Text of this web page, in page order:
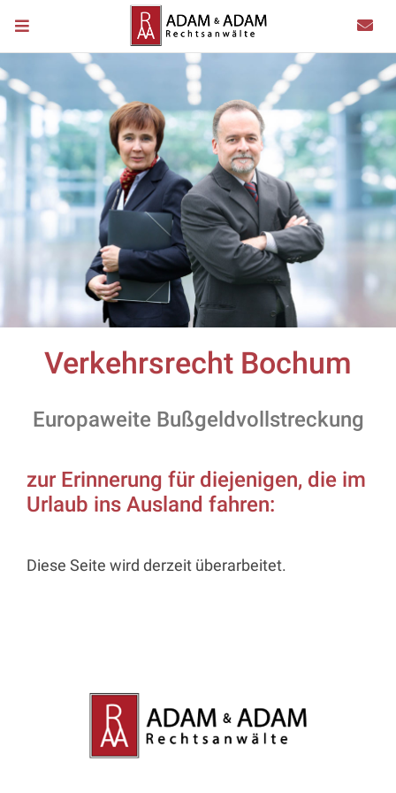
Verkehrsrecht Bochum
Europaweite Bußgeldvollstreckung
zur Erinnerung für diejenigen, die im
Urlaub ins Ausland fahren:
Diese Seite wird derzeit überarbeitet.